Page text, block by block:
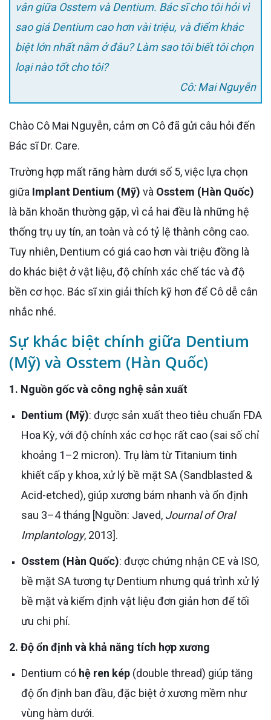
vân giữa Osstem và Dentium. Bác sĩ cho tôi hỏi vì
sao giá Dentium cao hơn vài triệu, và điểm khác
biệt lớn nhất nằm ở đâu? Làm sao tôi biết tôi chọn
loại nào tốt cho tôi?
Cô: Mai Nguyễn
Chào Cô Mai Nguyễn, cảm ơn Cô đã gửi câu hỏi đến
Bác sĩ Dr. Care.
Trường hợp mất răng hàm dưới số 5, việc lựa chọn
giữa Implant Dentium (Mỹ) và Osstem (Hàn Quốc)
là băn khoăn thường gặp, vì cả hai đều là những hệ
thống trụ uy tín, an toàn và có tỷ lệ thành công cao.
Tuy nhiên, Dentium có giá cao hơn vài triệu đồng là
do khác biệt ở vật liệu, độ chính xác chế tác và độ
bền cơ học. Bác sĩ xin giải thích kỹ hơn để Cô dễ cân
nhắc nhé.
Sự khác biệt chính giữa Dentium
(Mỹ) và Osstem (Hàn Quốc)
1. Nguồn gốc và công nghệ sản xuất
Dentium (Mỹ): được sản xuất theo tiêu chuẩn FDA
Hoa Kỳ, với độ chính xác cơ học rất cao (sai số chỉ
khoảng 1–2 micron). Trụ làm từ Titanium tinh
khiết cấp y khoa, xử lý bề mặt SA (Sandblasted &
Acid-etched), giúp xương bám nhanh và ổn định
sau 3–4 tháng [Nguồn: Javed, Journal of Oral
Implantology, 2013].
Osstem (Hàn Quốc): được chứng nhận CE và ISO,
bề mặt SA tương tự Dentium nhưng quá trình xử lý
bề mặt và kiểm định vật liệu đơn giản hơn để tối
ưu chi phí.
2. Độ ổn định và khả năng tích hợp xương
Dentium có hệ ren kép (double thread) giúp tăng
độ ổn định ban đầu, đặc biệt ở xương mềm như
vùng hàm dưới.